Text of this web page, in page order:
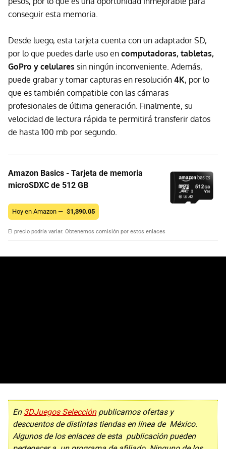
conseguir esta memoria.
Desde luego, esta tarjeta cuenta con un adaptador SD,
por lo que puedes darle uso en computadoras, tabletas,
GoPro y celulares sin ningún inconveniente. Además,
puede grabar y tomar capturas en resolución 4K, por lo
que es también compatible con las cámaras
profesionales de última generación. Finalmente, su
velocidad de lectura rápida te permitirá transferir datos
de hasta 100 mb por segundo.
Amazon Basics - Tarjeta de memoria
microSDXC de 512 GB
Hoy en Amazon — $1,390.05
El precio podría variar. Obtenemos comisión por estos enlaces
En 3DJuegos Selecciónpublicamos ofertas y
descuentos de distintas tiendas en línea de México.
Algunos de los enlaces de esta publicación pueden